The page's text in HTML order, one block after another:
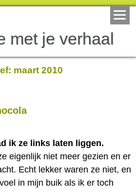
met je verhaal
maart 2010
ik ze links laten liggen.
eigenlijk niet meer gezien en er
Echt lekker waren ze niet, en
in mijn buik als ik er toch